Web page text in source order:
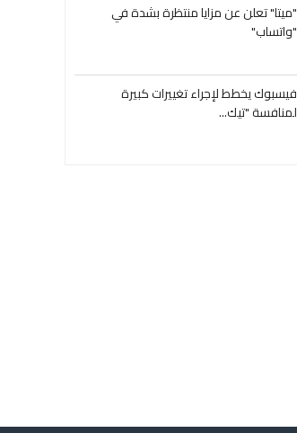
"ميتا" تعلن عن مزايا منتظرة بشدة في
"واتساب"
فيسبوك يخطط لإجراء تغييرات كبيرة
لمنافسة "تيك...